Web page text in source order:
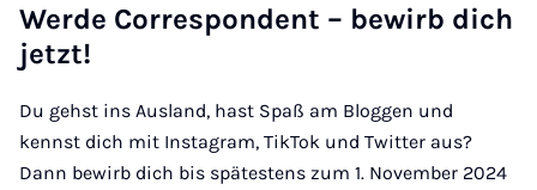
Wer­­de Cor­re­s­pon­­dent – be­wirb dich
jetzt!
Du gehst ins Ausland, hast Spaß am Bloggen und
kennst dich mit Instagram, TikTok und Twitter aus?
Dann bewirb dich bis spätestens zum 1. November 2024